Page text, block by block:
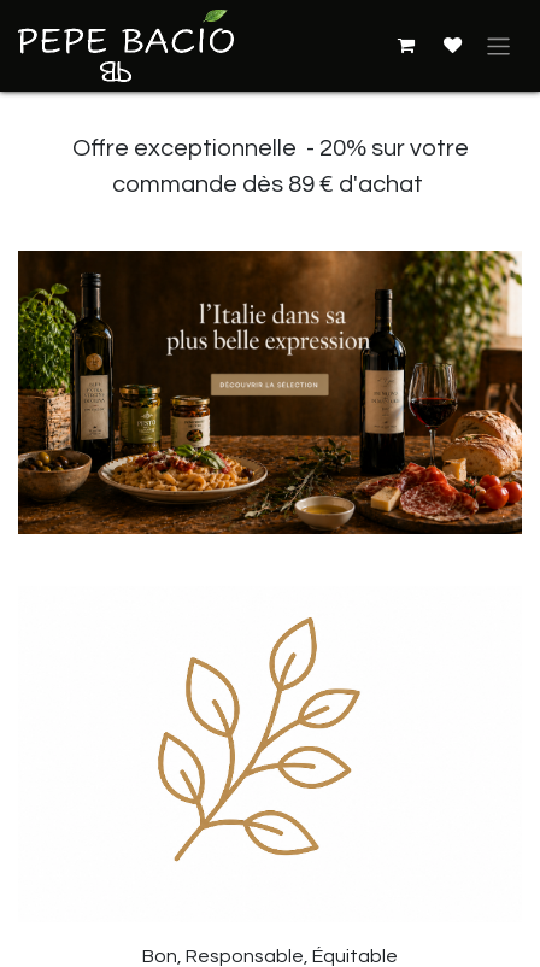
Offre exceptionnelle - 20% sur votre
commande dès 89 € d'achat
Bon, Responsable, Équitable